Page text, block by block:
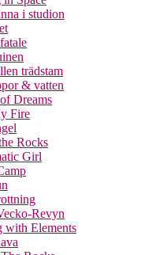
i studion
trädstam
& vatten
Dreams
Fire
Rocks
Girl
Revyn
with Elements